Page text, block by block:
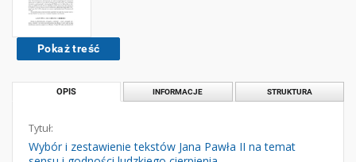
Pokaż treść
OPIS INFORMACJE STRUKTURA
Tytuł:
Wybór i zestawienie tekstów Jana Pawła II na temat